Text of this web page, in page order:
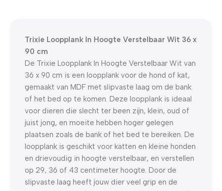
Trixie Loopplank In Hoogte Verstelbaar Wit 36 x
90 cm
De Trixie Loopplank In Hoogte Verstelbaar Wit van
36 x 90 cm is een loopplank voor de hond of kat,
gemaakt van MDF met slipvaste laag om de bank
of het bed op te komen. Deze loopplank is ideaal
voor dieren die slecht ter been zijn, klein, oud of
juist jong, en moeite hebben hoger gelegen
plaatsen zoals de bank of het bed te bereiken. De
loopplank is geschikt voor katten en kleine honden
en drievoudig in hoogte verstelbaar, en verstellen
op 29, 36 of 43 centimeter hoogte. Door de
slipvaste laag heeft jouw dier veel grip en de